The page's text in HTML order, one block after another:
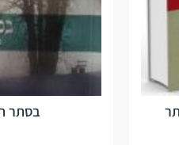
בסתר